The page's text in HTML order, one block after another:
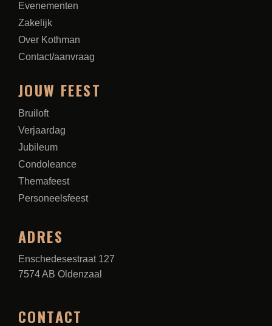
Evenementen
Zakelijk
Over Kothman
Contact/aanvraag
JOUW FEEST
Bruiloft
Verjaardag
Jubileum
Condoleance
Themafeest
Personeelsfeest
ADRES
Enschedesestraat 127
7574 AB Oldenzaal
CONTACT